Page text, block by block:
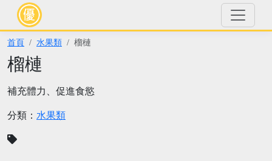
首頁 水果類 榴槤
榴槤
補充體力、促進食慾
分類： 水果類